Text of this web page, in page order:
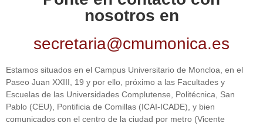
nosotros en
secretaria@cmumonica.es
Estamos situados en el Campus Universitario de Moncloa, en el
Paseo Juan XXIII, 19 y por ello, próximo a las Facultades y
Escuelas de las Universidades Complutense, Politécnica, San
Pablo (CEU), Pontificia de Comillas (ICAI-ICADE), y bien
comunicados con el centro de la ciudad por metro (Vicente